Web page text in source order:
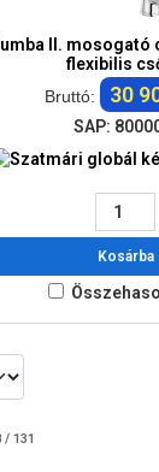
II. mosogató
flexibilis
Bruttó:
30
SAP:
Kosárba
/ 131